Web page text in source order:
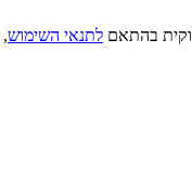
בהתאם לתנאי השימוש,